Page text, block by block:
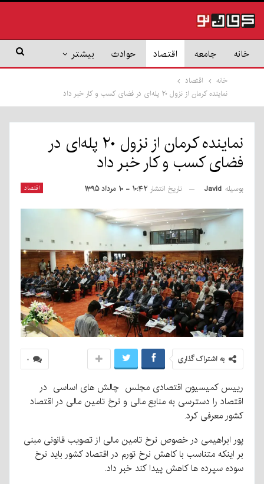
خانه جامعه اقتصاد حوادث بیشتر
خانه
اقتصاد
نماینده کرمان از نزول ۲۰ پله‌ای در فضای کسب و کار خبر داد
نماینده کرمان از نزول ۲۰ پله‌ای در
فضای کسب و کار خبر داد
اقتصاد بوسیله Javid تاریخ انتشار ۱۰:۴۲ - ۱۰ مرداد ۱۳۹۵
۰ به اشتراک گذاری
رییس کمیسیون اقتصادی مجلس چالش های اساسی در
اقتصاد را دسترسی به منابع مالی و نرخ تامین مالی در اقتصاد
کشور معرفی کرد.
پور ابراهیمی در خصوص نرخ تامین مالی از تصویب قانونی مبنی
بر اینکه متناسب با کاهش نرخ تورم در اقتصاد کشور باید نرخ
سوده سپرده ها کاهش پیدا کند خبر داد.